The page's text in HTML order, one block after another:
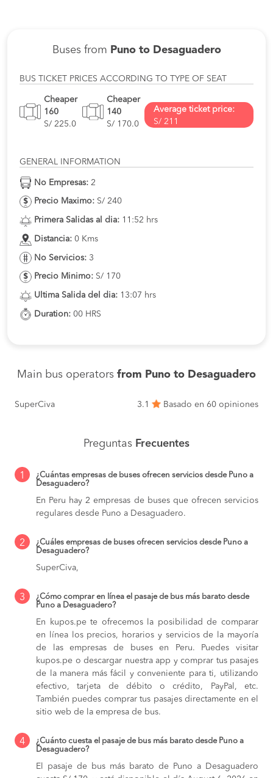
Buses from Puno to Desaguadero
BUS TICKET PRICES ACCORDING TO TYPE OF SEAT
Cheaper
160
S/ 225.0
Cheaper
140
S/ 170.0
Average ticket price:
S/ 211
GENERAL INFORMATION
No Empresas: 2
Precio Maximo: S/ 240
Primera Salidas al dia: 11:52 hrs
Distancia: 0 Kms
No Servicios: 3
Precio Minimo: S/ 170
Ultima Salida del dia: 13:07 hrs
Duration: 00 HRS
Main bus operators from Puno to Desaguadero
SuperCiva 3.1 Basado en 60 opiniones
Preguntas Frecuentes
1
¿Cuántas empresas de buses ofrecen servicios desde Puno a
Desaguadero?
En Peru hay 2 empresas de buses que ofrecen servicios
regulares desde Puno a Desaguadero.
2
¿Cuáles empresas de buses ofrecen servicios desde Puno a
Desaguadero?
SuperCiva,
3
¿Cómo comprar en línea el pasaje de bus más barato desde
Puno a Desaguadero?
En kupos.pe te ofrecemos la posibilidad de comparar
en línea los precios, horarios y servicios de la mayoría
de las empresas de buses en Peru. Puedes visitar
kupos.pe o descargar nuestra app y comprar tus pasajes
de la manera más fácil y conveniente para ti, utilizando
efectivo, tarjeta de débito o crédito, PayPal, etc.
También puedes comprar tus pasajes directamente en el
sitio web de la empresa de bus.
4
¿Cuánto cuesta el pasaje de bus más barato desde Puno a
Desaguadero?
El pasaje de bus más barato de Puno a Desaguadero